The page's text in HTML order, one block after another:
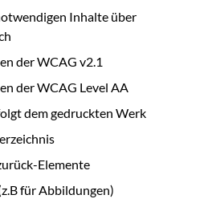
Inhalte über
der WCAG v2.1
der WCAG Level AA
dem gedruckten Werk
Elemente
für Abbildungen)